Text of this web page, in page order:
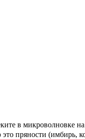
в микроволновке
пряности (имбирь,